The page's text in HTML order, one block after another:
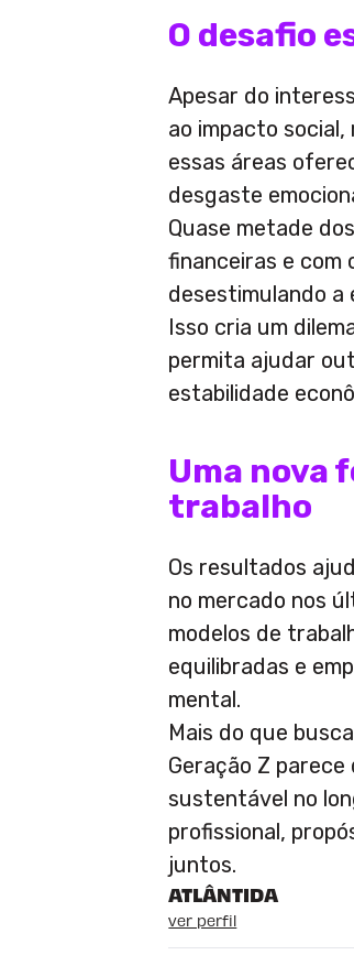
O desafio
Apesar do
ao impacto
essas áreas
desgaste
Quase metade
financeiras e com
desestimulando a
Isso cria um
permita ajudar
estabilidade
Uma nova
trabalho
Os resultados
no mercado nos
modelos de
equilibradas e
mental.
Mais do que
Geração Z
sustentável no
profissional,
juntos.
ATLÂNTIDA
ver perfil